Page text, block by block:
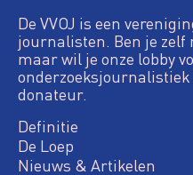
De VVOJ is een
journalisten. Ben je
maar wil je onze lobby
onderzoeksjournalistiek
donateur.
Definitie
De Loep
Nieuws & Artikelen